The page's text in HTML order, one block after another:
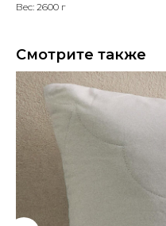
Вес: 2600 г
Смотрите также